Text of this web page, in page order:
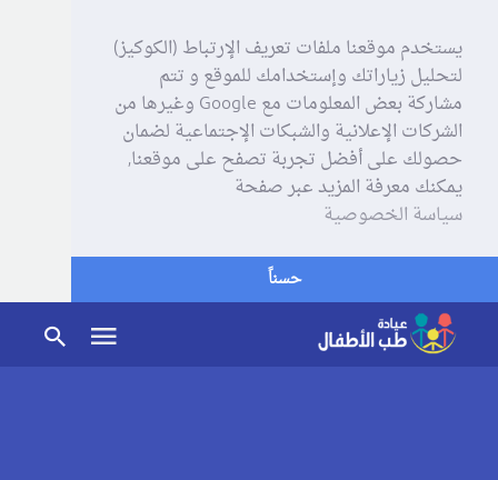
يستخدم موقعنا ملفات تعريف الإرتباط (الكوكيز)
لتحليل زياراتك وإستخدامك للموقع و تتم
مشاركة بعض المعلومات مع Google وغيرها من
الشركات الإعلانية والشبكات الإجتماعية لضمان
حصولك على أفضل تجربة تصفح على موقعنا,
يمكنك معرفة المزيد عبر صفحة
سياسة الخصوصية
حسناً